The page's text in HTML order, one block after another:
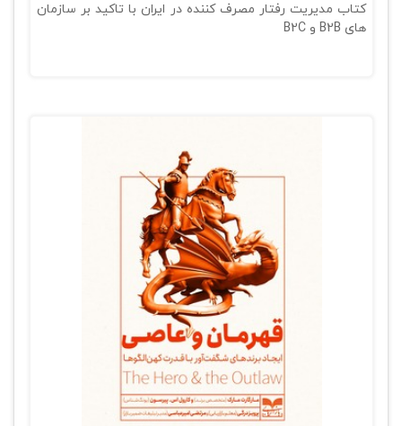
کتاب مدیریت رفتار مصرف کننده در ایران با تاکید بر سازمان
های B2B و B2C